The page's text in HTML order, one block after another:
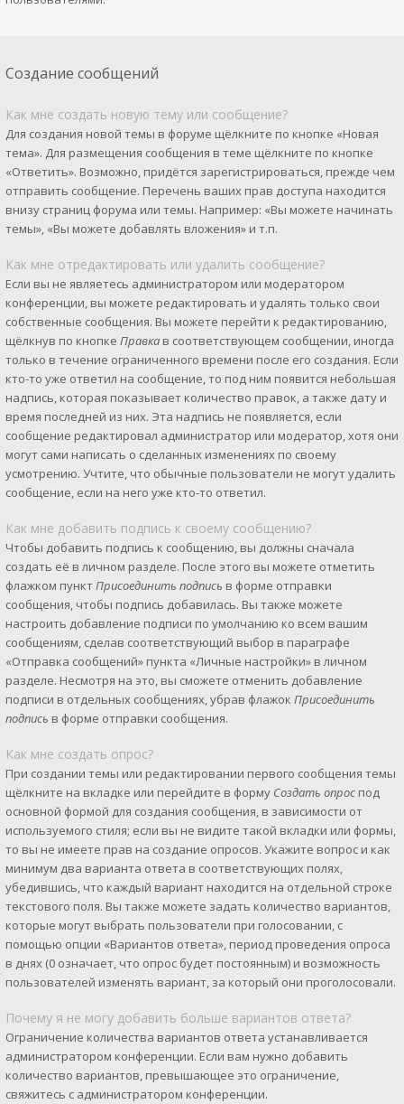
Создание сообщений
Как мне создать новую тему или сообщение?
Для создания новой темы в форуме щёлкните по кнопке «Новая
тема». Для размещения сообщения в теме щёлкните по кнопке
«Ответить». Возможно, придётся зарегистрироваться, прежде чем
отправить сообщение. Перечень ваших прав доступа находится
внизу страниц форума или темы. Например: «Вы можете начинать
темы», «Вы можете добавлять вложения» и т.п.
Как мне отредактировать или удалить сообщение?
Если вы не являетесь администратором или модератором
конференции, вы можете редактировать и удалять только свои
собственные сообщения. Вы можете перейти к редактированию,
щёлкнув по кнопке Правка в соответствующем сообщении, иногда
только в течение ограниченного времени после его создания. Если
кто-то уже ответил на сообщение, то под ним появится небольшая
надпись, которая показывает количество правок, а также дату и
время последней из них. Эта надпись не появляется, если
сообщение редактировал администратор или модератор, хотя они
могут сами написать о сделанных изменениях по своему
усмотрению. Учтите, что обычные пользователи не могут удалить
сообщение, если на него уже кто-то ответил.
Как мне добавить подпись к своему сообщению?
Чтобы добавить подпись к сообщению, вы должны сначала
создать её в личном разделе. После этого вы можете отметить
флажком пунктПрисоединить подпись в форме отправки
сообщения, чтобы подпись добавилась. Вы также можете
настроить добавление подписи по умолчанию ко всем вашим
сообщениям, сделав соответствующий выбор в параграфе
«Отправка сообщений» пункта «Личные настройки» в личном
разделе. Несмотря на это, вы сможете отменить добавление
подписи в отдельных сообщениях, убрав флажок Присоединить
подпись в форме отправки сообщения.
Как мне создать опрос?
При создании темы или редактировании первого сообщения темы
щёлкните на вкладке или перейдите в форму Создать опрос под
основной формой для создания сообщения, в зависимости от
используемого стиля; если вы не видите такой вкладки или формы,
то вы не имеете прав на создание опросов. Укажите вопрос и как
минимум два варианта ответа в соответствующих полях,
убедившись, что каждый вариант находится на отдельной строке
текстового поля. Вы также можете задать количество вариантов,
которые могут выбрать пользователи при голосовании, с
помощью опции «Вариантов ответа», период проведения опроса
в днях (0 означает, что опрос будет постоянным) и возможность
пользователей изменять вариант, за который они проголосовали.
Почему я не могу добавить больше вариантов ответа?
Ограничение количества вариантов ответа устанавливается
администратором конференции. Если вам нужно добавить
количество вариантов, превышающее это ограничение,
свяжитесь с администратором конференции.